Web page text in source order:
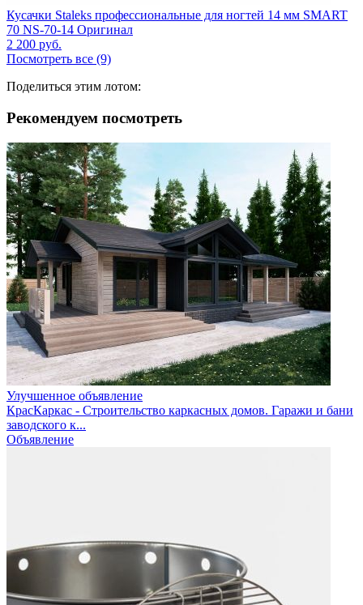
Кусачки Staleks профессиональные для ногтей 14 мм SMART
70 NS-70-14 Оригинал
2 200 руб.
Посмотреть все (9)
Поделиться этим лотом:
Рекомендуем посмотреть
Улучшенное объявление
КрасКаркас - Строительство каркасных домов. Гаражи и бани
заводского к...
Объявление